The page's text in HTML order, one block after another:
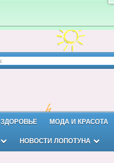
ЗДОРОВЬЕ МОДА И КРАСОТА
НОВОСТИ ЛОПОТУНА